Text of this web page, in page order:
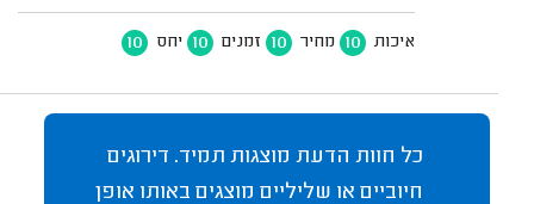
איכות 10 מחיר 10 זמנים 10 יחס 10
כל חוות הדעת מוצגות תמיד. דירוגים
חיוביים או שליליים מוצגים באותו אופן